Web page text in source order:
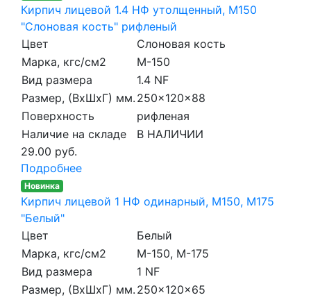
Кирпич лицевой 1.4 НФ утолщенный, M150
"Слоновая кость" рифленый
Цвет
Слоновая кость
Марка, кгс/см2
M-150
Вид размера
1.4 NF
Размер, (ВхШхГ) мм. 250x120x88
Поверхность
рифленая
Наличие на складе
В НАЛИЧИИ
29.00 руб.
Подробнее
Новинка
Кирпич лицевой 1 НФ одинарный, M150, М175
"Белый"
Цвет
Белый
Марка, кгс/см2
M-150, М-175
Вид размера
1 NF
Размер, (ВхШхГ) мм. 250x120x65